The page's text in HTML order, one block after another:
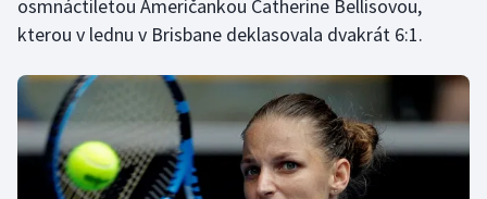
osmnáctiletou Američankou Catherine Bellisovou,
kterou v lednu v Brisbane deklasovala dvakrát 6:1.